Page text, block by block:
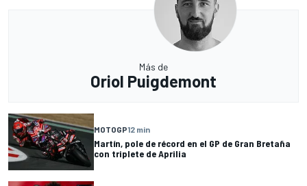
Más de
Oriol Puigdemont
MOTOGP12 min
Martín, pole de récord en el GP de Gran Bretaña
con triplete de Aprilia